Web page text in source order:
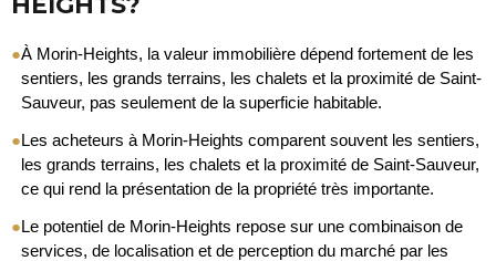
●À Morin-Heights, la valeur immobilière dépend fortement de les
sentiers, les grands terrains, les chalets et la proximité de Saint-
Sauveur, pas seulement de la superficie habitable.
●Les acheteurs à Morin-Heights comparent souvent les sentiers,
les grands terrains, les chalets et la proximité de Saint-Sauveur,
ce qui rend la présentation de la propriété très importante.
●Le potentiel de Morin-Heights repose sur une combinaison de
services, de localisation et de perception du marché par les